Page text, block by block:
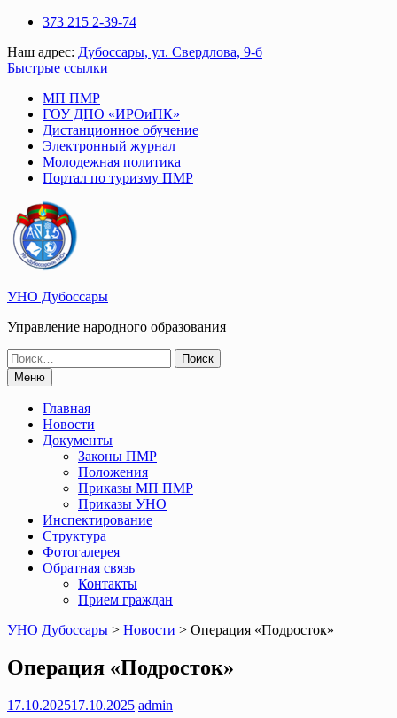
Перейти
содержимому
373 215 2-39-74
Наш адрес: Дубоссары, ул. Свердлова, 9-б
Быстрые ссылки
МП ПМР
ГОУ ДПО «ИРОиПК»
Дистанционное обучение
Электронный журнал
Молодежная политика
Портал по туризму ПМР
УНО Дубоссары
Управление народного образования
Поиск
по:Меню
Главная
Новости
Документы
Законы ПМР
Положения
Приказы МП ПМР
Приказы УНО
Инспектирование
Структура
Фотогалерея
Обратная связь
Контакты
Прием граждан
УНО Дубоссары > Новости > Операция «Подросток»
Операция «Подросток»
17.10.202517.10.2025 admin